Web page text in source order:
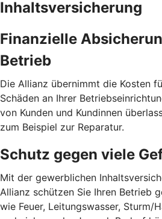
Inhalts­versicherung
Finanzielle
Betrieb
Die Allianz übernimmt die Kosten
Schäden an Ihrer
von Kunden und Kundinnen
zum Beispiel zur Reparatur.
Schutz gegen viele
Mit der gewerblichen
Allianz schützen Sie Ihren Betrieb
wie Feuer, Leitungswasser, Sturm/